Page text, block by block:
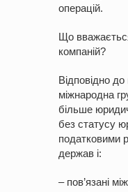
операцій.
Що
компаній?
Відповідно
міжнародна
більше
без статусу
податковими
держав і:
– пов’язані